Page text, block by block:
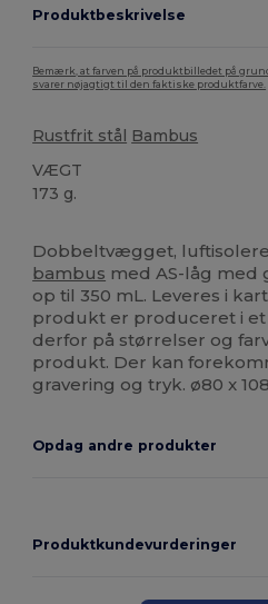
Produktbeskrivelse
Bemærk, at farven på produktbilledet på
svarer nøjagtigt til den faktiske produktfarve.
Rustfrit stål Bambus
VÆGT
173 g.
Dobbeltvægget,
bambus med AS-låg med
op til 350 mL. Leveres i
produkt er produceret i
derfor på størrelser og
produkt. Der kan
gravering og tryk. ø80 x
Opdag andre produkter
Produktkundevurderinger